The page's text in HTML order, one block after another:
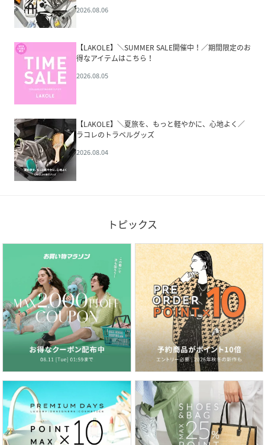
2026.08.06
【LAKOLE】＼SUMMER SALE開催中！／期間限定のお
得なアイテムはこちら！
2026.08.05
【LAKOLE】＼夏旅を、もっと軽やかに、心地よく／
ラコレのトラベルグッズ
2026.08.04
トピックス